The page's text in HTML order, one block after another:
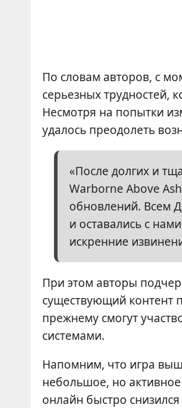
По словам авторов, с
серьезных трудностей,
Несмотря на попытки
удалось преодолеть
«После долгих и
Warborne Above
обновлений. Всем
и оставались с
искренние
При этом авторы
существующий контент
прежнему смогут
системами.
Напомним, что игра
небольшое, но
онлайн быстро